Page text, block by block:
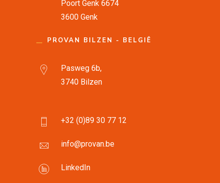
Poort Genk 6674
3600 Genk
PROVAN BILZEN - BELGIË
Pasweg 6b,
3740 Bilzen
+32 (0)89 30 77 12
info@provan.be
LinkedIn